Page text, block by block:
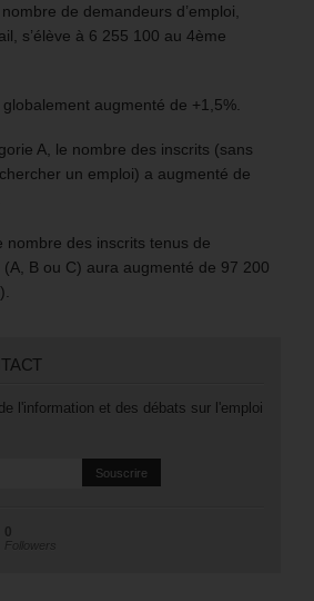
de demandeurs d’emploi,
s’élève à 6 255 100 au 4ème
augmenté de +1,5%.
A, le nombre des inscrits (sans
un emploi) a augmenté de
nombre des inscrits tenus de
B ou C) aura augmenté de 97 200
l'information et des débats sur l'emploi
0
Followers